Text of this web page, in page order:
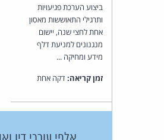
ביצוע הערכת פגיעויות
ותרגילי התאוששות מאסון
אחת לחצי שנה, יישום
מנגנונים למניעת דלף
מידע ומחיקה ...
זמן קריאה:דקה אחת